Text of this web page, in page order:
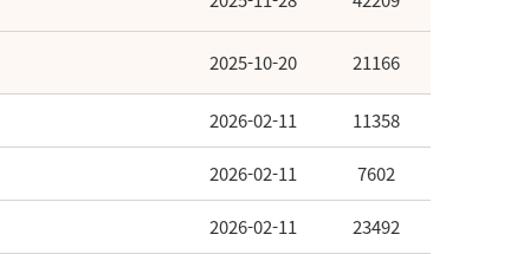
2025-10-20 21166
2026-02-11 11358
2026-02-11 7602
2026-02-11 23492